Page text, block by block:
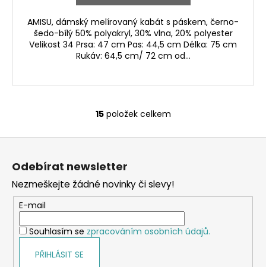
AMISU, dámský melírovaný kabát s páskem, černo-
šedo-bílý 50% polyakryl, 30% vlna, 20% polyester
Velikost 34 Prsa: 47 cm Pas: 44,5 cm Délka: 75 cm
Rukáv: 64,5 cm/ 72 cm od...
O
v
a
c
í
p
r
15položek celkem
Z
Odebírat newsletter
Nezmeškejte žádné novinky či slevy!
E-mail
Souhlasím se zpracováním osobních údajů.
PŘIHLÁSIT SE